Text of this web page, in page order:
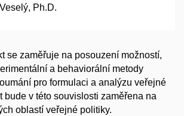
Ph.D.
se zaměřuje na posouzení možností,
a behaviorální metody
pro formulaci a analýzu veřejné
bude v této souvislosti zaměřena na
oblastí veřejné politiky.